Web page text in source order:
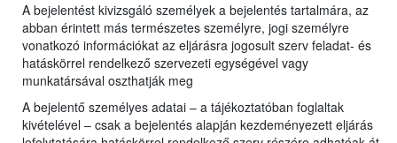
A bejelentést kivizsgáló személyek a bejelentés tartalmára, az
abban érintett más természetes személyre, jogi személyre
vonatkozó információkat az eljárásra jogosult szerv feladat- és
hatáskörrel rendelkező szervezeti egységével vagy
munkatársával oszthatják meg
A bejelentő személyes adatai – a tájékoztatóban foglaltak
kivételével – csak a bejelentés alapján kezdeményezett eljárás